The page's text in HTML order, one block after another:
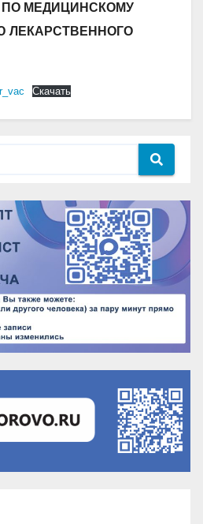
ПО МЕДИЦИНСКОМУ
ЛЕКАРСТВЕННОГО
Скачать